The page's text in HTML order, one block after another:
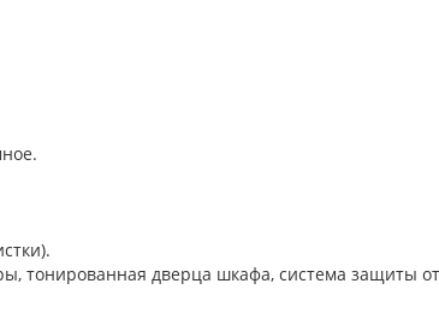
тонированная дверца шкафа, система защиты